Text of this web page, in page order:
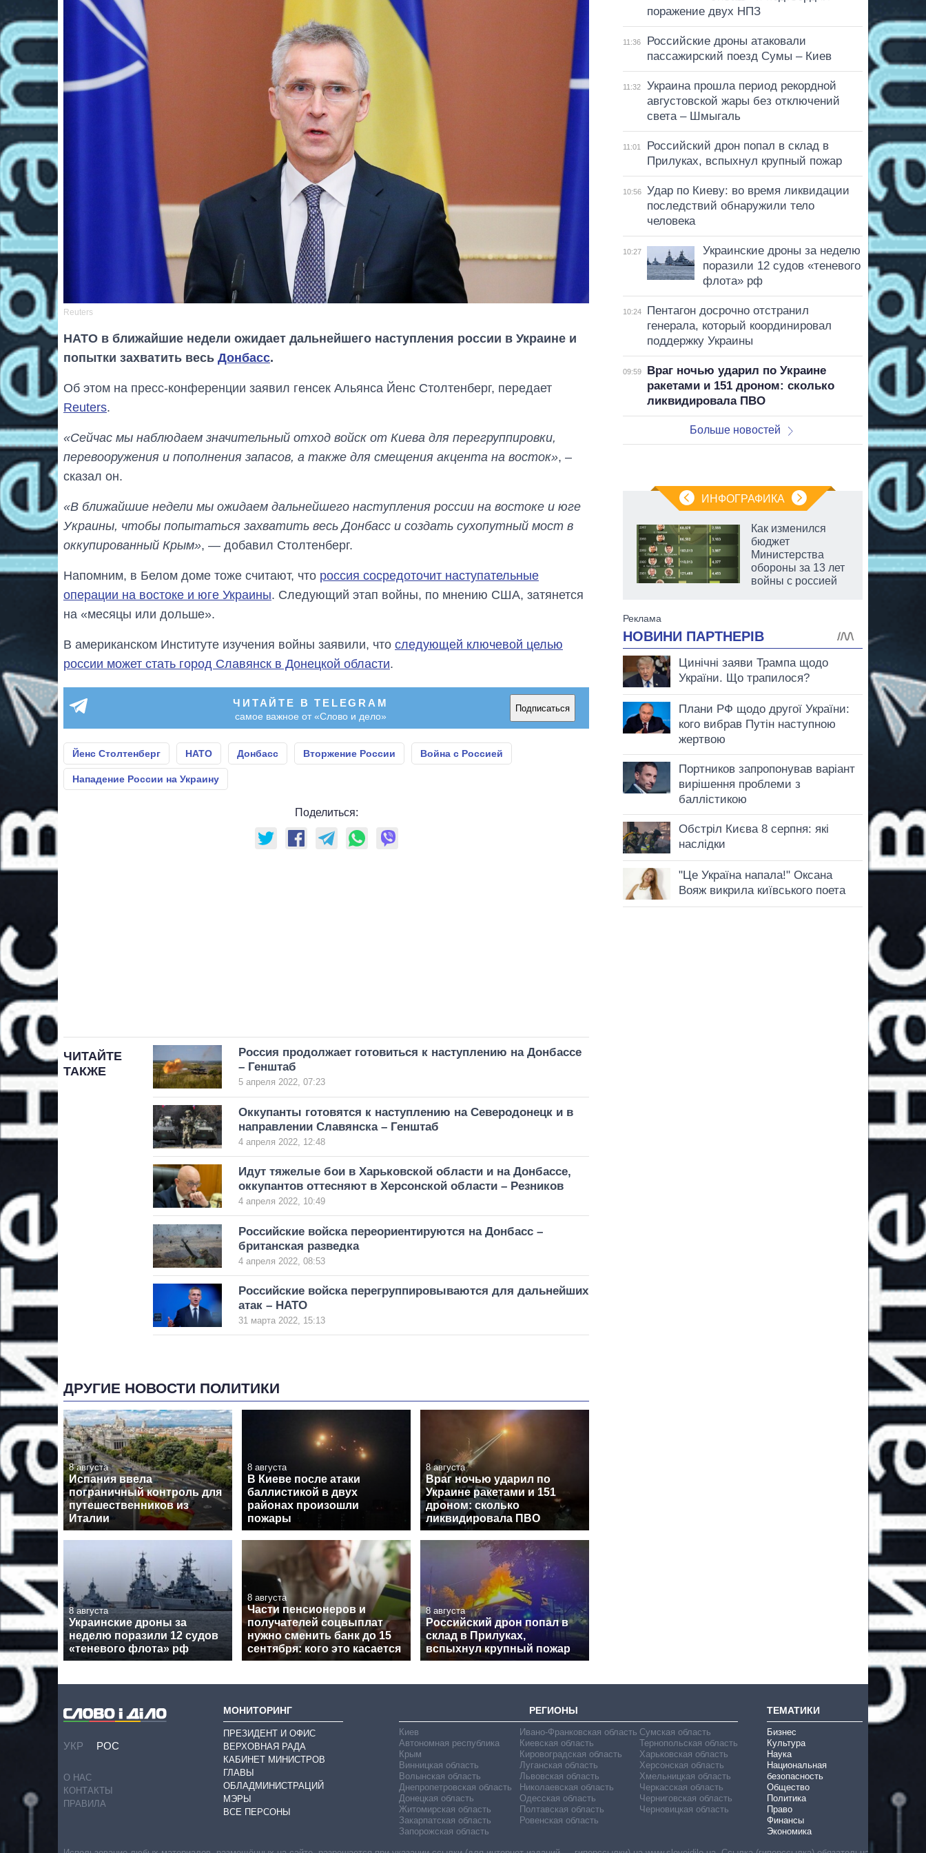
Reuters
НАТО в ближайшие недели ожидает дальнейшего наступления россии в Украине и
попытки захватить весь Донбасс.
Об этом на пресс-конференции заявил генсек Альянса Йенс Столтенберг, передает
Reuters.
«Сейчас мы наблюдаем значительный отход войск от Киева для перегруппировки,
перевооружения и пополнения запасов, а также для смещения акцента на восток», –
сказал он.
«В ближайшие недели мы ожидаем дальнейшего наступления россии на востоке и юге
Украины, чтобы попытаться захватить весь Донбасс и создать сухопутный мост в
оккупированный Крым», — добавил Столтенберг.
Напомним, в Белом доме тоже считают, что россия сосредоточит наступательные
операции на востоке и юге Украины. Следующий этап войны, по мнению США, затянется
на «месяцы или дольше».
В американском Институте изучения войны заявили, что следующей ключевой целью
россии может стать город Славянск в Донецкой области.
ЧИТАЙТЕ В TELEGRAM
самое важное от «Слово и дело»
Подписаться
Йенс Столтенберг НАТО Донбасс Вторжение России Война с Россией
Нападение России на Украину
Поделиться:
ЧИТАЙТЕ
ТАКЖЕ
Россия продолжает готовиться к наступлению на Донбассе
– Генштаб
5 апреля 2022, 07:23
Оккупанты готовятся к наступлению на Северодонецк и в
направлении Славянска – Генштаб
4 апреля 2022, 12:48
Идут тяжелые бои в Харьковской области и на Донбассе,
оккупантов оттесняют в Херсонской области – Резников
4 апреля 2022, 10:49
Российские войска переориентируются на Донбасс –
британская разведка
4 апреля 2022, 08:53
Российские войска перегруппировываются для дальнейших
атак – НАТО
31 марта 2022, 15:13
ДРУГИЕ НОВОСТИ ПОЛИТИКИ
8 августа
Испания ввела
пограничный контроль для
путешественников из
Италии
8 августа
В Киеве после атаки
баллистикой в двух
районах произошли
пожары
8 августа
Враг ночью ударил по
Украине ракетами и 151
дроном: сколько
ликвидировала ПВО
8 августа
Украинские дроны за
неделю поразили 12 судов
«теневого флота» рф
8 августа
Части пенсионеров и
получателей соцвыплат
нужно сменить банк до 15
сентября: кого это касается
8 августа
Российский дрон попал в
склад в Прилуках,
вспыхнул крупный пожар
поражение двух НПЗ
11:36
Российские дроны атаковали
пассажирский поезд Сумы – Киев
11:32
Украина прошла период рекордной
августовской жары без отключений
света – Шмыгаль
11:01
Российский дрон попал в склад в
Прилуках, вспыхнул крупный пожар
10:56
Удар по Киеву: во время ликвидации
последствий обнаружили тело
человека
10:27
Украинские дроны за неделю
поразили 12 судов «теневого
флота» рф
10:24
Пентагон досрочно отстранил
генерала, который координировал
поддержку Украины
09:59
Враг ночью ударил по Украине
ракетами и 151 дроном: сколько
ликвидировала ПВО
Больше новостей
ИНФОГРАФИКА
Сколько
время большой
войны
Как изменился
бюджет
Министерства
обороны за 13 лет
войны с россией
УКР РОС
О НАС
КОНТАКТЫ
ПРАВИЛА
МОНИТОРИНГ
ПРЕЗИДЕНТ И ОФИС
ВЕРХОВНАЯ РАДА
КАБИНЕТ МИНИСТРОВ
ГЛАВЫ
ОБЛАДМИНИСТРАЦИЙ
МЭРЫ
ВСЕ ПЕРСОНЫ
РЕГИОНЫ
Киев
Автономная республика
Крым
Винницкая область
Волынская область
Днепропетровская область
Донецкая область
Житомирская область
Закарпатская область
Запорожская область
Ивано-Франковская область
Киевская область
Кировоградская область
Луганская область
Львовская область
Николаевская область
Одесская область
Полтавская область
Ровенская область
Сумская область
Тернопольская область
Харьковская область
Херсонская область
Хмельницкая область
Черкасская область
Черниговская область
Черновицкая область
ТЕМАТИКИ
Бизнес
Культура
Наука
Национальная
безопасность
Общество
Политика
Право
Финансы
Экономика